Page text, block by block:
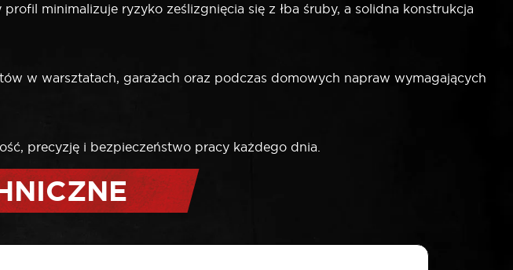
minimalizuje ryzyko ześlizgnięcia się z łba śruby, a solidna konstrukcja
w warsztatach, garażach oraz podczas domowych napraw wymagających
precyzję i bezpieczeństwo pracy każdego dnia.